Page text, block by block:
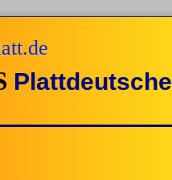
Plattdeutsche